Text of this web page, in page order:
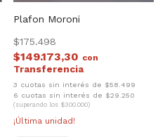
Plafon Moroni
$175.498
$149.173,30 con
3 cuotas sin interés de $58.499
6 cuotas sin interés de $29.250
(superando los $300.000)
¡Última unidad!